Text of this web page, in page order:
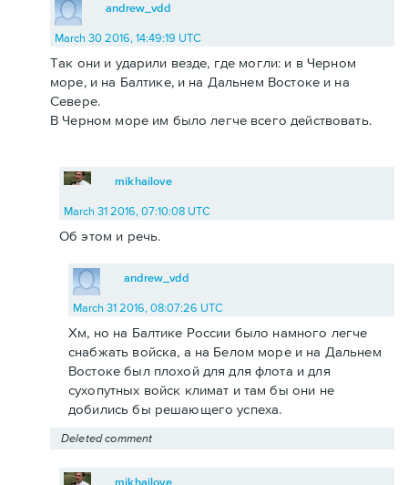
andrew_vdd
March 30 2016, 14:49:19 UTC
Так они и ударили везде, где могли: и в Черном
море, и на Балтике, и на Дальнем Востоке и на
Севере.
В Черном море им было легче всего действовать.
mikhailove
March 31 2016, 07:10:08 UTC
Об этом и речь.
andrew_vdd
March 31 2016, 08:07:26 UTC
Хм, но на Балтике России было намного легче
снабжать войска, а на Белом море и на Дальнем
Востоке был плохой для для флота и для
сухопутных войск климат и там бы они не
добились бы решающего успеха.
Deleted comment
mikhailove